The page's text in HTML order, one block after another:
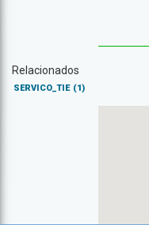
Relacionados
SERVICO_TIE (1)